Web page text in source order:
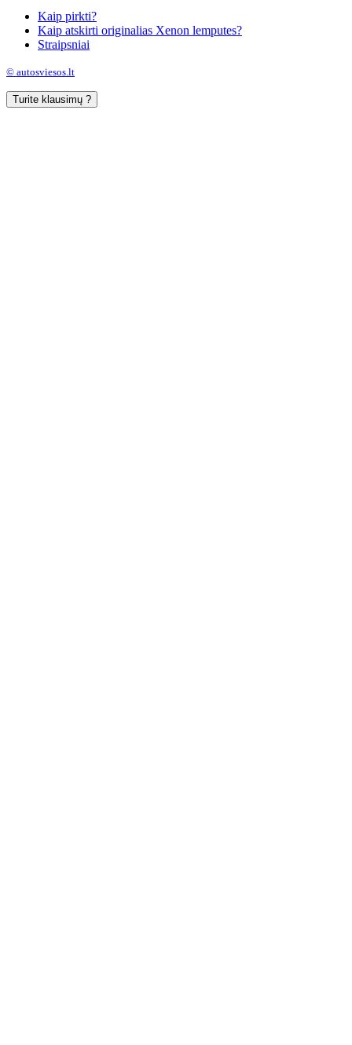
Kaip pirkti?
Kaip atskirti originalias Xenon lemputes?
Straipsniai
© autosviesos.lt
Turite klausimų ?